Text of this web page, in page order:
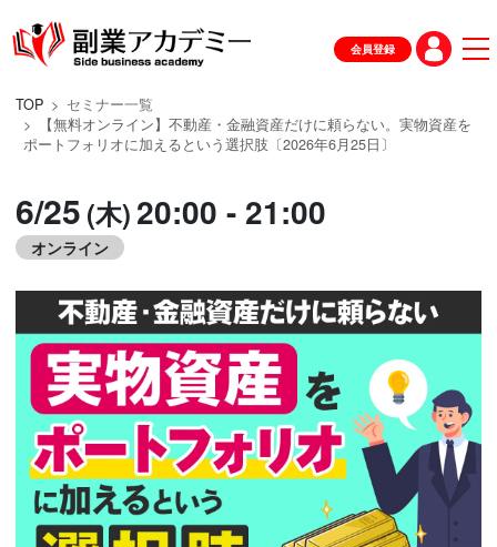
会員登録
TOP
セミナー一覧
【無料オンライン】不動産・金融資産だけに頼らない。実物資産を
ポートフォリオに加えるという選択肢〔2026年6月25日〕
6/25 (木) 20:00 - 21:00
オンライン